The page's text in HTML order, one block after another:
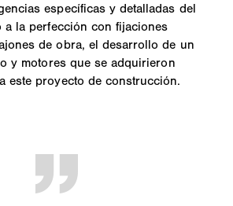
específicas y detalladas del
a la perfección con fijaciones
de obra, el desarrollo de un
y motores que se adquirieron
este proyecto de construcción.